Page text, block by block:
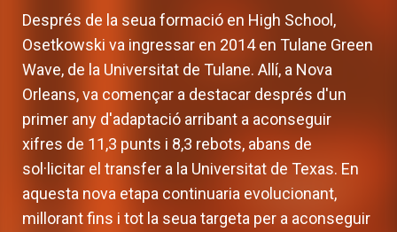
Després de la seua formació en High School,
Osetkowski va ingressar en 2014 en Tulane Green
Wave, de la Universitat de Tulane. Allí, a Nova
Orleans, va començar a destacar després d'un
primer any d'adaptació arribant a aconseguir
xifres de 11,3 punts i 8,3 rebots, abans de
sol·licitar el transfer a la Universitat de Texas. En
aquesta nova etapa continuaria evolucionant,
millorant fins i tot la seua targeta per a aconseguir